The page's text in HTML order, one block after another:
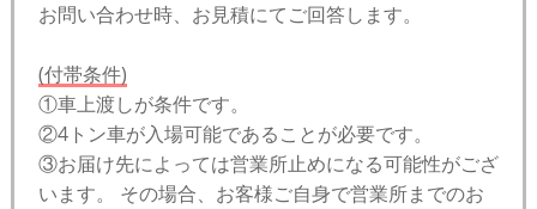
お問い合わせ時、お見積にてご回答します。
(付帯条件)
①車上渡しが条件です。
②4トン車が入場可能であることが必要です。
③お届け先によっては営業所止めになる可能性がござ
います。 その場合、お客様ご自身で営業所までのお